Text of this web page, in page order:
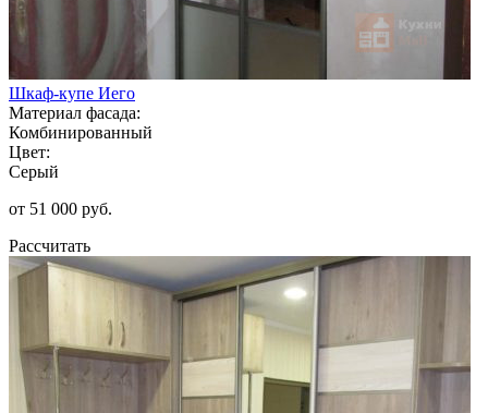
Шкаф-купе Иего
Материал фасада:
Комбинированный
Цвет:
Серый
от 51 000 руб.
Рассчитать